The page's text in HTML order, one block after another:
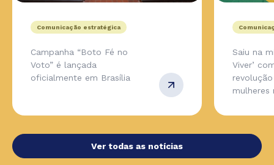
Comunicação estratégica
Campanha “Boto Fé no
Voto” é lançada
oficialmente em Brasília
Saiu na
Viver’
mulheres
Ver todas as notícias